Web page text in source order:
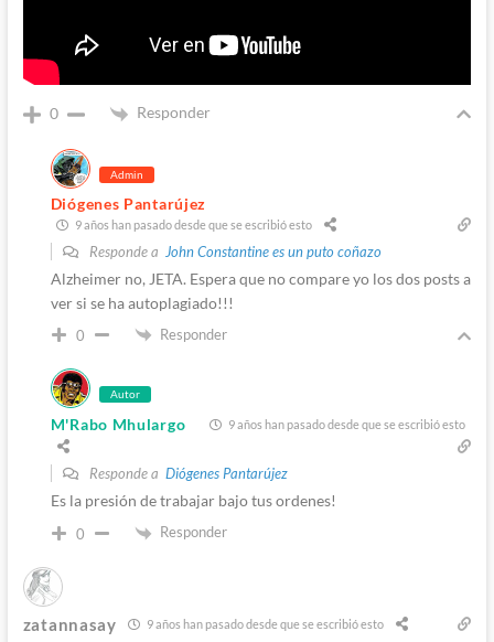
0 Responder
Admin
Diógenes Pantarújez
9 años han pasado desde que se escribió esto
Responde a John Constantine es un puto coñazo
Alzheimer no, JETA. Espera que no compare yo los dos posts a
ver si se ha autoplagiado!!!
0 Responder
Autor
M'Rabo Mhulargo 9 años han pasado desde que se escribió esto
Responde a Diógenes Pantarújez
Es la presión de trabajar bajo tus ordenes!
0 Responder
zatannasay 9 años han pasado desde que se escribió esto